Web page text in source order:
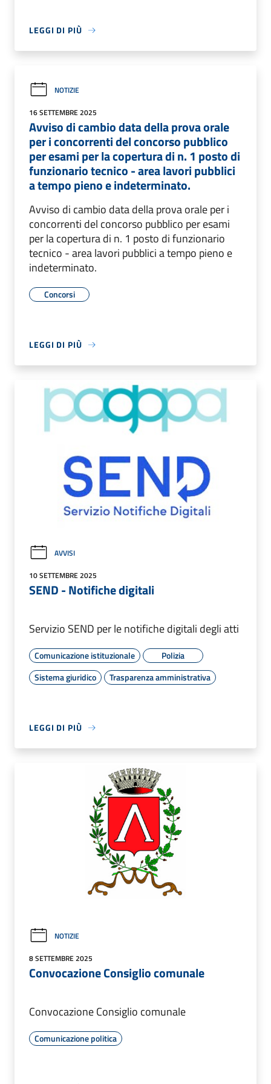
LEGGI DI PIÙ
NOTIZIE
16 SETTEMBRE 2025
Avviso di cambio data della prova orale
per i concorrenti del concorso pubblico
per esami per la copertura di n. 1 posto di
funzionario tecnico - area lavori pubblici
a tempo pieno e indeterminato.
Avviso di cambio data della prova orale per i
concorrenti del concorso pubblico per esami
per la copertura di n. 1 posto di funzionario
tecnico - area lavori pubblici a tempo pieno e
indeterminato.
Concorsi
LEGGI DI PIÙ
AVVISI
10 SETTEMBRE 2025
SEND - Notifiche digitali
Servizio SEND per le notifiche digitali degli atti
Comunicazione istituzionale
Polizia
Sistema giuridico
Trasparenza amministrativa
LEGGI DI PIÙ
NOTIZIE
8 SETTEMBRE 2025
Convocazione Consiglio comunale
Convocazione Consiglio comunale
Comunicazione politica